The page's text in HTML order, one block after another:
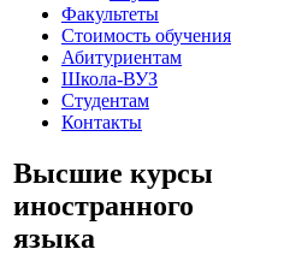
Факультеты
Стоимость обучения
Абитуриентам
Школа-ВУЗ
Студентам
Контакты
Высшие курсы
иностранного
языка